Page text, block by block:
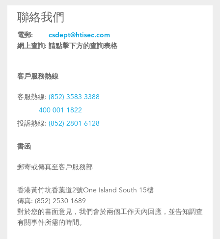
聯絡我們
電郵:
csdept@htisec.com
網上查詢: 請點擊下方的查詢表格
客戶服務熱線
客服熱線: (852) 3583 3388
400 001 1822
投訴熱線: (852) 2801 6128
書函
郵寄或傳真至客戶服務部
香港黃竹坑香葉道2號One Island South 15樓
傳真: (852) 2530 1689
對於您的書面意見，我們會於兩個工作天內回應，並告知調查
有關事件所需的時間。